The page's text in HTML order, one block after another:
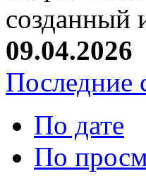
созданный
09.04.2026
Последние
По дате
По